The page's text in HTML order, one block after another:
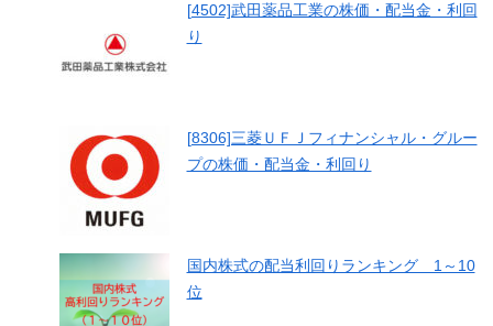
[4502]武田薬品工業の株価・配当金・利回
り
[8306]三菱ＵＦＪフィナンシャル・グルー
プの株価・配当金・利回り
国内株式の配当利回りランキング 1～10
位